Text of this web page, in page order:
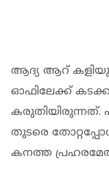
ആദ്യ ആറ് കളിയും
ഓഫിലേക്ക്
തുടരെ
കനത്ത